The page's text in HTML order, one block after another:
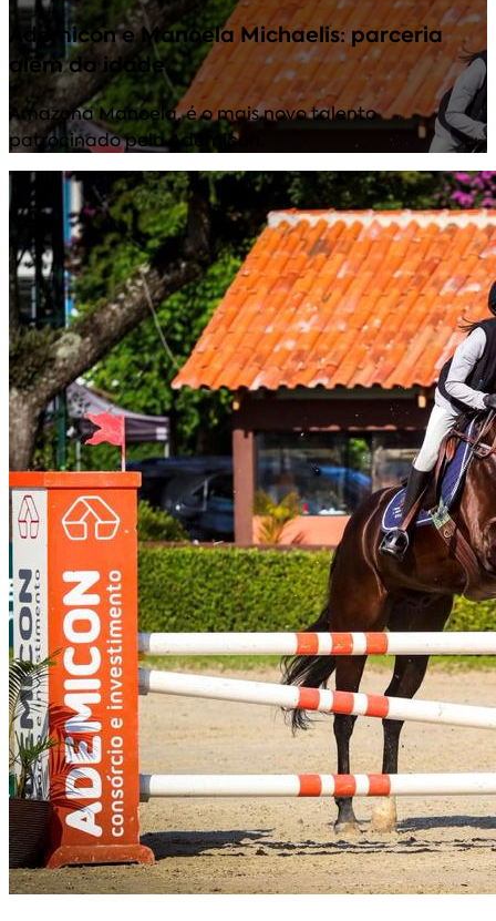
Ademicon e Manoela Michaelis: parceria
além da idade
Amazona Manoela, é o mais novo talento
patrocinado pela Ademicon.